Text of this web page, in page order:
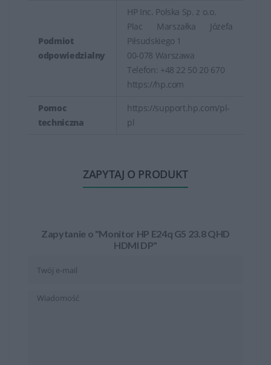
Podmiot
odpowiedzialny
HP Inc. Polska Sp. z o.o.
Plac Marszałka Józefa
Piłsudskiego 1
00-078 Warszawa
Telefon: +48 22 50 20 670
https://hp.com
Pomoc
techniczna
https://support.hp.com/pl-
pl
ZAPYTAJ O PRODUKT
Zapytanie o "Monitor HP E24q G5 23.8 QHD
HDMI DP"